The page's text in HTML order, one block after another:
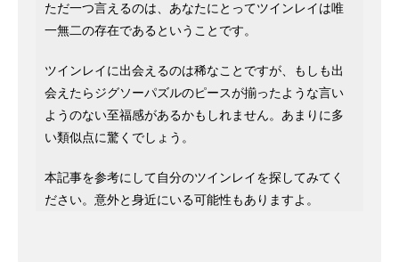
ただ一つ言えるのは、あなたにとってツインレイは唯
一無二の存在であるということです。
ツインレイに出会えるのは稀なことですが、もしも出
会えたらジグソーパズルのピースが揃ったような言い
ようのない至福感があるかもしれません。あまりに多
い類似点に驚くでしょう。
本記事を参考にして自分のツインレイを探してみてく
ださい。意外と身近にいる可能性もありますよ。